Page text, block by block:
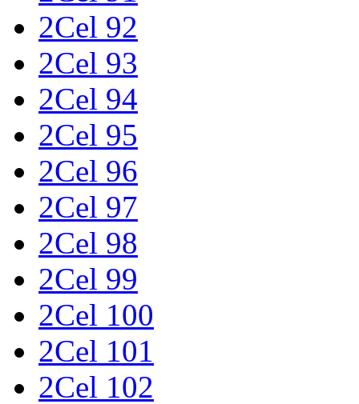
2Cel 92
2Cel 93
2Cel 94
2Cel 95
2Cel 96
2Cel 97
2Cel 98
2Cel 99
2Cel 100
2Cel 101
2Cel 102